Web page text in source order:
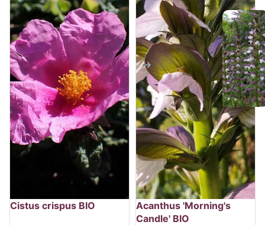
Épuisé
Cistus crispus BIO
Acanthus 'Morning's
Candle' BIO